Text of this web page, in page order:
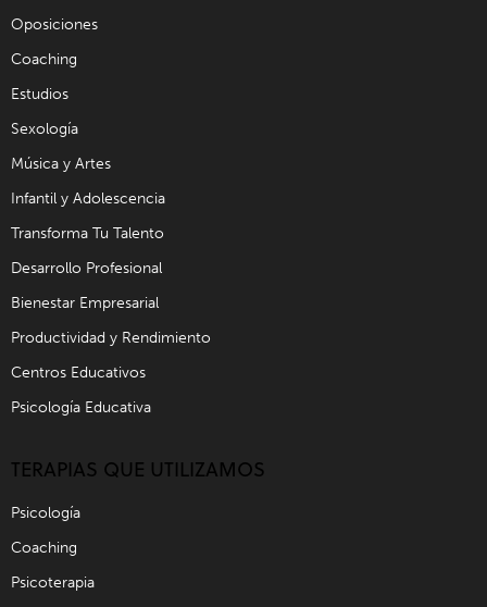
Oposiciones
Coaching
Estudios
Sexología
Música y Artes
Infantil y Adolescencia
Transforma Tu Talento
Desarrollo Profesional
Bienestar Empresarial
Productividad y Rendimiento
Centros Educativos
Psicología Educativa
TERAPIAS QUE UTILIZAMOS
Psicología
Coaching
Psicoterapia